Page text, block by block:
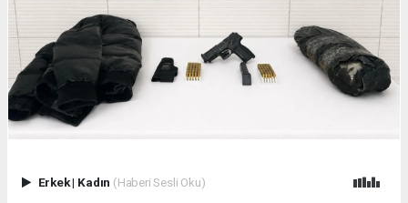
Erkek| Kadın (Haberi Sesli Oku)